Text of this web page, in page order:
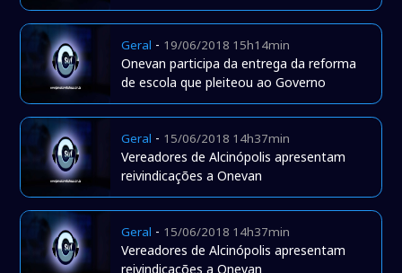
Geral - 19/06/2018 15h14min
Onevan participa da entrega da reforma
de escola que pleiteou ao Governo
Geral - 15/06/2018 14h37min
Vereadores de Alcinópolis apresentam
reivindicações a Onevan
Geral - 15/06/2018 14h37min
Vereadores de Alcinópolis apresentam
reivindicações a Onevan